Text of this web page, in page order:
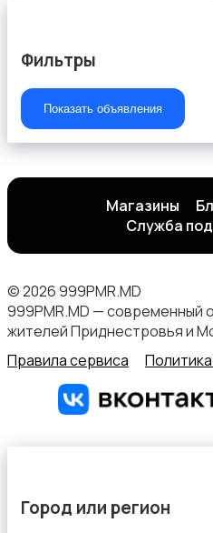
Фильтры
Показать объявления
Магазины
Служба
© 2026 999PMR.MD
999PMR.MD — современный
жителей Приднестровья и
Правила сервиса
Город или регион